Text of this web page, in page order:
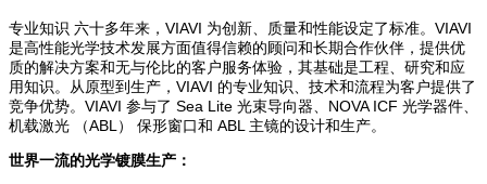
专业知识 六十多年来，VIAVI 为创新、质量和性能设定了标准。VIAVI
是高性能光学技术发展方面值得信赖的顾问和长期合作伙伴，提供优
质的解决方案和无与伦比的客户服务体验，其基础是工程、研究和应
用知识。从原型到生产，VIAVI 的专业知识、技术和流程为客户提供了
竞争优势。VIAVI 参与了 Sea Lite 光束导向器、NOVA ICF 光学器件、
机载激光 （ABL） 保形窗口和 ABL 主镜的设计和生产。
世界一流的光学镀膜生产：